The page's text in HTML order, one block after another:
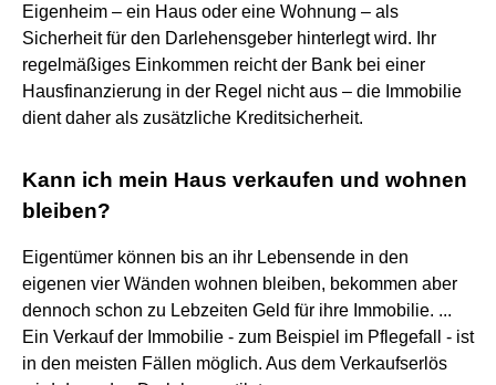
Eigenheim – ein Haus oder eine Wohnung – als
Sicherheit für den Darlehensgeber hinterlegt wird. Ihr
regelmäßiges Einkommen reicht der Bank bei einer
Hausfinanzierung in der Regel nicht aus – die Immobilie
dient daher als zusätzliche Kreditsicherheit.
Kann ich mein Haus verkaufen und wohnen
bleiben?
Eigentümer können bis an ihr Lebensende in den
eigenen vier Wänden wohnen bleiben, bekommen aber
dennoch schon zu Lebzeiten Geld für ihre Immobilie. ...
Ein Verkauf der Immobilie - zum Beispiel im Pflegefall - ist
in den meisten Fällen möglich. Aus dem Verkaufserlös